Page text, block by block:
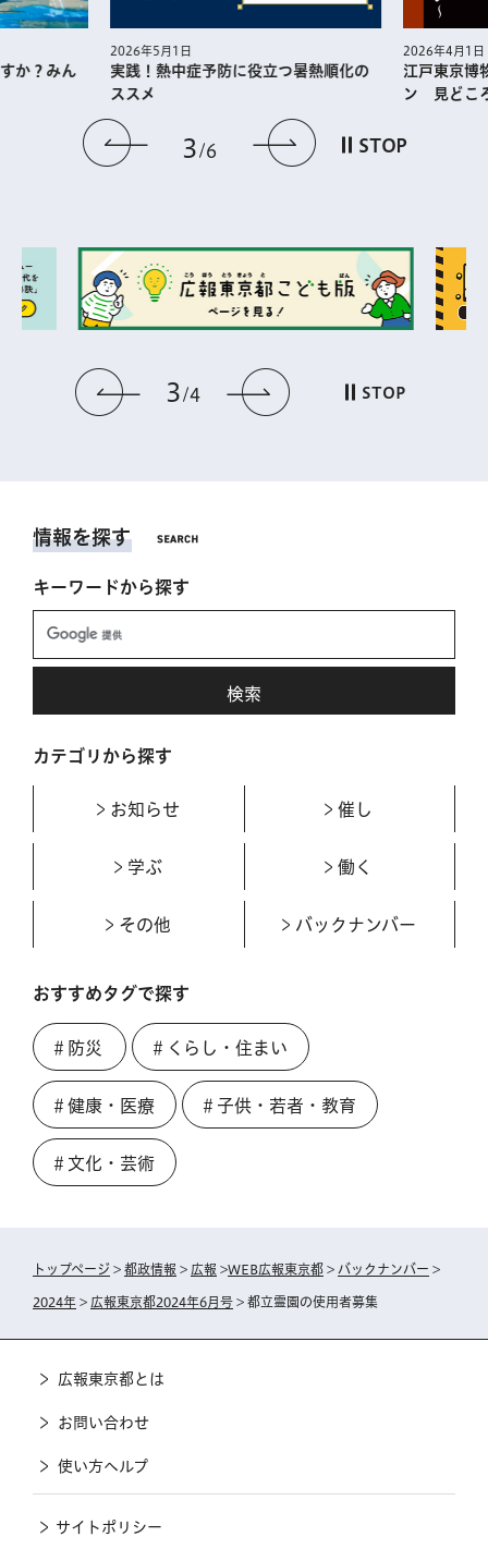
前のスライドを表示
3 6 次のスライドを
STOP
か？みん
2026年5月1日
実践！熱中症予防に役⽴つ暑熱順化の
ススメ
2026年4月1日
江戸東京博
ン 見どこ
前のスライドを表示
3 4 次のスライドを表
STOP
情報を探す
キーワードから探す
カテゴリから探す
お知らせ 催し
学ぶ 働く
その他 バックナンバー
おすすめタグで探す
＃防災 ＃くらし・住まい
＃健康・医療 ＃子供・若者・教育
＃文化・芸術
トップページ > 都政情報 > 広報 >WEB広報東京都 > バックナンバー >
2024年 > 広報東京都2024年6月号 > 都立霊園の使用者募集
広報東京都とは
お問い合わせ
使い方ヘルプ
サイトポリシー